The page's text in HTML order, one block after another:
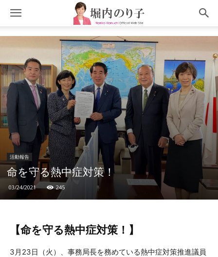
活動報告
命を守る熱中症対策！
03/24/2021 245
【命を守る熱中症対策！】
3月23日（火）、事務局長を務めている熱中症対策推進議員